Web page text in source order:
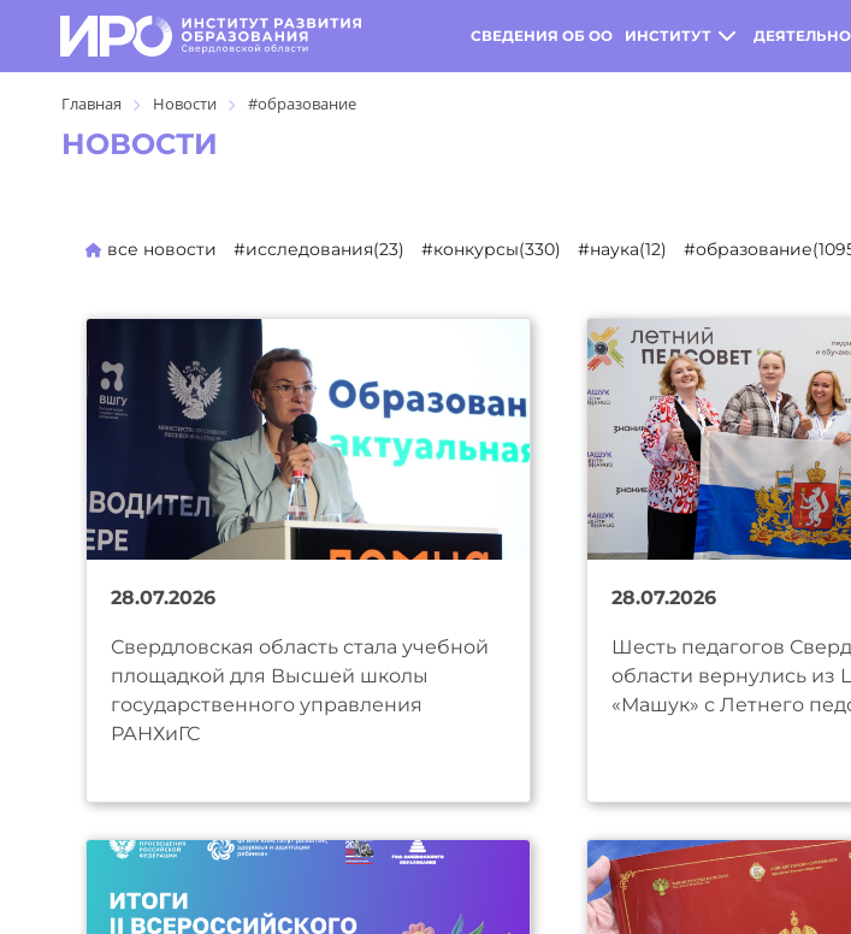
СВЕДЕНИЯ ОБ ОО ИНСТИТУТ
Главная Новости #образование
НОВОСТИ
все новости #исследования(23) #конкурсы(330) #наука(12)
28.07.2026
Свердловская область стала учебной
площадкой для Высшей школы
государственного управления
РАНХиГС
28.07.2026
Шесть педагогов
области вернулись из
«Машук» с Летнего